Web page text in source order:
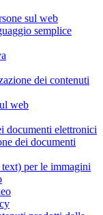
sul web
semplice
dei contenuti
web
documenti elettronici
dei documenti
per le immagini